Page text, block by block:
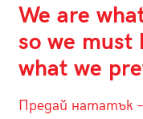
We are
so we must
what we
Предай нататък